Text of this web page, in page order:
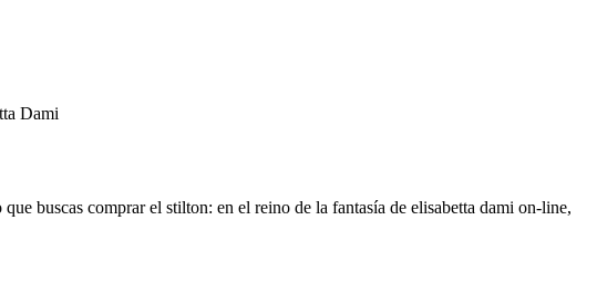
Dami
buscas comprar el stilton: en el reino de la fantasía de elisabetta dami on-line,